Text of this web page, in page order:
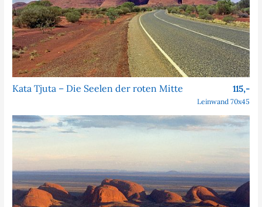
Kata Tjuta – Die Seelen der roten Mitte 115,-
Leinwand 70x45